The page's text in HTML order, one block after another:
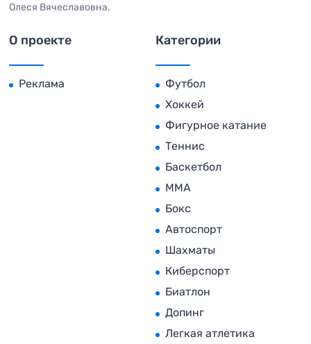
Олеся Вячеславовна.
О проекте
Реклама
Категории
Футбол
Хоккей
Фигурное катание
Теннис
Баскетбол
MMA
Бокс
Автоспорт
Шахматы
Киберспорт
Биатлон
Допинг
Легкая атлетика